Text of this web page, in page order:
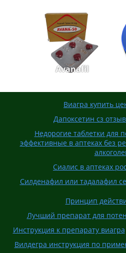
Avanafil
Виагра купить
Дапоксетин сз
Недорогие таблетки для
эффективные в аптеках без
Сиалис в аптеках
Силденафил или тадалафил
Принцип
Лучший препарат для
Инструкция к препарату виагра
Вилдегра инструкция по